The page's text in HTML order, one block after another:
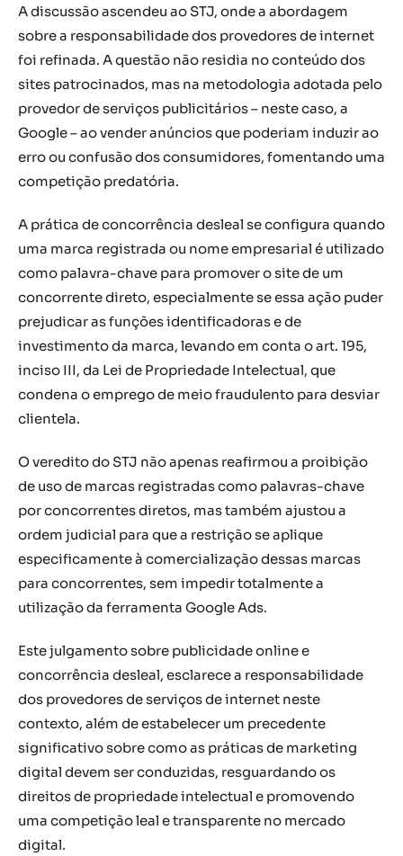
A discussão ascendeu ao STJ, onde a abordagem
sobre a responsabilidade dos provedores de internet
foi refinada. A questão não residia no conteúdo dos
sites patrocinados, mas na metodologia adotada pelo
provedor de serviços publicitários – neste caso, a
Google – ao vender anúncios que poderiam induzir ao
erro ou confusão dos consumidores, fomentando uma
competição predatória.
A prática de concorrência desleal se configura quando
uma marca registrada ou nome empresarial é utilizado
como palavra-chave para promover o site de um
concorrente direto, especialmente se essa ação puder
prejudicar as funções identificadoras e de
investimento da marca, levando em conta o art. 195,
inciso III, da Lei de Propriedade Intelectual, que
condena o emprego de meio fraudulento para desviar
clientela.
O veredito do STJ não apenas reafirmou a proibição
de uso de marcas registradas como palavras-chave
por concorrentes diretos, mas também ajustou a
ordem judicial para que a restrição se aplique
especificamente à comercialização dessas marcas
para concorrentes, sem impedir totalmente a
utilização da ferramenta Google Ads.
Este julgamento sobre publicidade online e
concorrência desleal, esclarece a responsabilidade
dos provedores de serviços de internet neste
contexto, além de estabelecer um precedente
significativo sobre como as práticas de marketing
digital devem ser conduzidas, resguardando os
direitos de propriedade intelectual e promovendo
uma competição leal e transparente no mercado
digital.